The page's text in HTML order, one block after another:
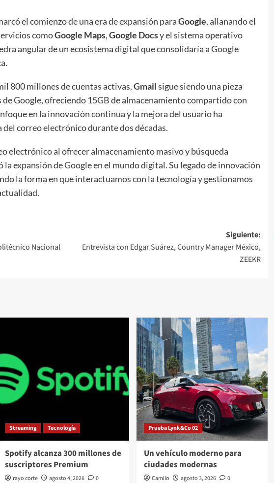
el comienzo de una era de expansión paraGoogle, allanando el
comoGoogle Maps,Google Docsy el sistema operativo
angular de un ecosistema digital que consolidaría a Google
800 millones de cuentas activas,Gmailsigue siendo una pieza
Google, ofreciendo 15GB de almacenamiento compartido con
en la innovación continua y la mejora del usuario ha
correo electrónico durante dos décadas.
electrónico al ofrecer almacenamiento masivo y búsqueda
expansión de Google en el mundo digital. Su legado de innovación
la forma en que interactuamos con la tecnología y gestionamos
Nacional
Siguiente:
Entrevista con Edgar Suárez, Country Manager México,
ZEEKR
Streaming Tecnología
Spotify alcanza 300 millones de
suscriptores Premium
rayo corte agosto 4, 2026 0
Prueba Lynk&Co 02
Un vehículo moderno para
ciudades modernas
Camilo agosto 3, 2026 0